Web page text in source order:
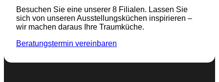
Besuchen Sie eine unserer 8 Filialen. Lassen Sie
sich von unseren Ausstellungsküchen inspirieren –
wir machen daraus Ihre Traumküche.
Beratungstermin vereinbaren